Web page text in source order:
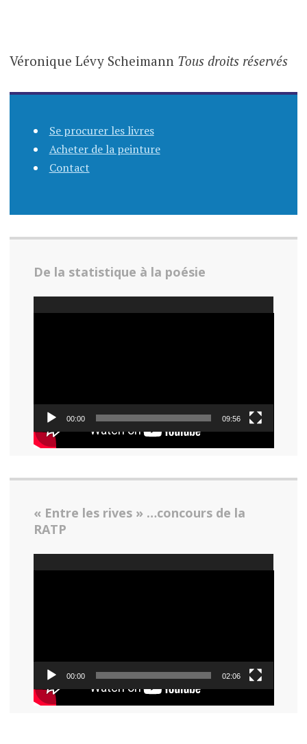
Véronique Lévy Scheimann Tous droits réservés
Se procurer les livres
Acheter de la peinture
Contact
De la statistique à la poésie
vidéo
00:00 09:56
« Entre les rives » …concours de la
RATP
vidéo
00:00 02:06